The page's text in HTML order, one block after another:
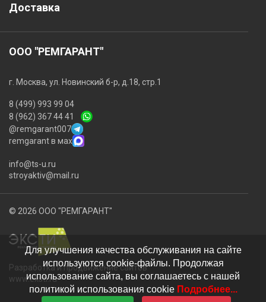
Доставка
ООО "РЕМГАРАНТ"
г. Москва, ул. Новинский б-р, д.18, стр.1
8 (499) 993 99 04
8 (962) 367 44 41
@remgarant007
remgarant в мах
info@ts-u.ru
stroyaktiv@mail.ru
© 2026 ООО "РЕМГАРАНТ"
Разработка и продвижение сайтов
www.eksti.ru
Для улучшения качества обслуживания на сайте
используются cookie-файлы. Продолжая
использование сайта, вы соглашаетесь с нашей
политикой использования cookie Подробнее...